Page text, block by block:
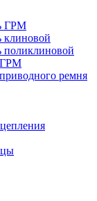
ГРМ
клиновой
поликлиновой
ГРМ
ремня